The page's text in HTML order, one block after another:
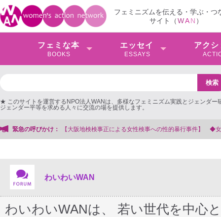
フェミニズムを伝える・学ぶ・つ
サイト（WAN ）
フェミな本
BOOKS
エッセイ
ESSAYS
アクシ
★ このサイトを運営するNPO法人WANは、多様なフェミニズム実践とジェンダー
ジェンダー平等を求める人々に交流の場を提供します。
緊急の呼びかけ：
援する会事務局
わいわいWAN
わいわいWANは、 若い世代を中心